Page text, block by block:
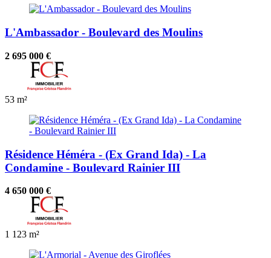
L'Ambassador - Boulevard des Moulins
2 695 000 €
53 m²
Résidence Héméra - (Ex Grand Ida) - La
Condamine - Boulevard Rainier III
4 650 000 €
1 123 m²